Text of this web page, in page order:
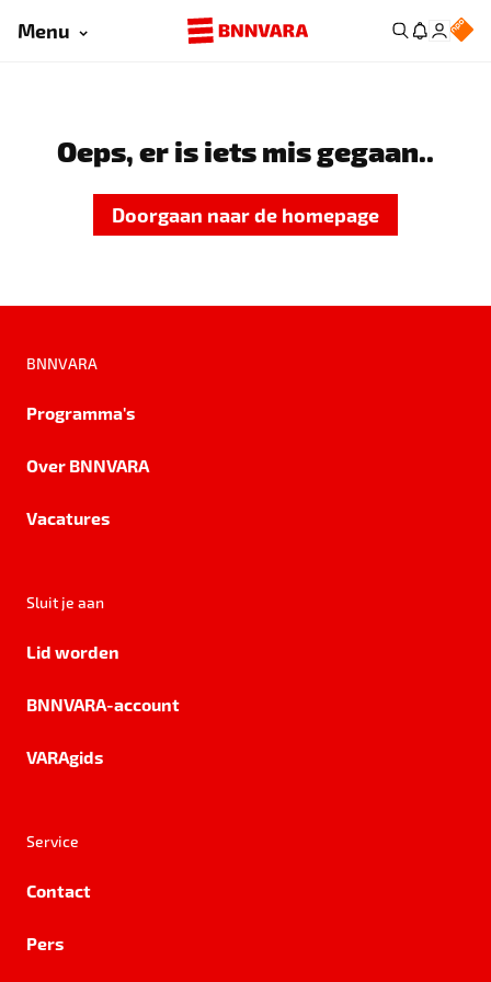
Menu
Oeps, er is iets mis gegaan..
Doorgaan naar de homepage
BNNVARA
Programma's
Over BNNVARA
Vacatures
Sluit je aan
Lid worden
BNNVARA-account
VARAgids
Service
Contact
Pers